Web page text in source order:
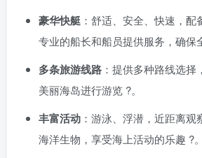
豪华快艇 ：舒适、安全、快速，
专业的船长和船员提供服务，确保
多条旅游线路 ：提供多种路线选
美丽海岛进行游览 ?️。
丰富活动 ：游泳、浮潜，近距离
海洋生物，享受海上活动的乐趣 ?。